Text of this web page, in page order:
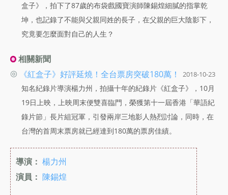
盒子》，拍下了87歲的布袋戲國寶演師陳錫煌細膩的指掌乾
坤，也記錄了不能與父親同姓的長子，在父親的巨大陰影下，
究竟要怎麼面對自己的人生？
相關新聞
◎
《紅盒子》好評延燒！全台票房突破180萬！ 2018-10-23
知名紀錄片導演楊力州，拍攝十年的紀錄片《紅盒子》，10月
19日上映，上映周末便雙喜臨門，榮獲第十一屆香港「華語紀
錄片節」長片組冠軍，引發兩岸三地影人熱烈討論，同時，在
台灣的首周末票房就已經達到180萬的票房佳績。
導演： 楊力州
演員： 陳錫煌